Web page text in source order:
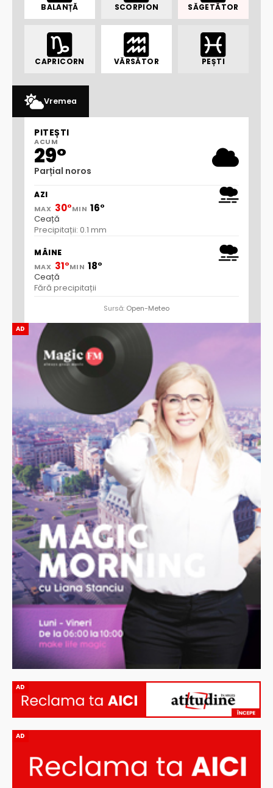
AD
AD
AD
BALANȚĂ SCORPION SĂGETĂTOR
CAPRICORN VĂRSĂTOR PEȘTI
Vremea
PITEȘTI
ACUM
29°
Parțial noros
AZI
MAX 30°MIN 16°
Ceață
Precipitații: 0.1 mm
MÂINE
MAX 31°MIN 18°
Ceață
Fără precipitații
Sursă: Open-Meteo